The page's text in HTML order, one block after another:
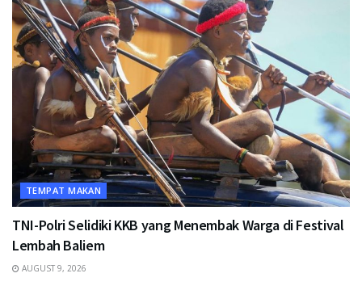
TEMPAT MAKAN
TNI-Polri Selidiki KKB yang Menembak Warga di Festival
Lembah Baliem
AUGUST 9, 2026